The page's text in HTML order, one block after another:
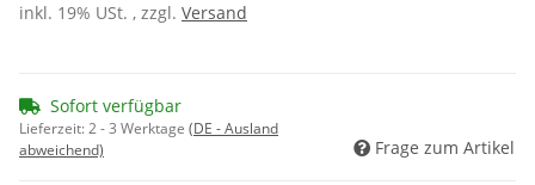
inkl. 19% USt. , zzgl. Versand
Sofort verfügbar
Lieferzeit:2 - 3 Werktage (DE - Ausland
abweichend)
Frage zum Artikel